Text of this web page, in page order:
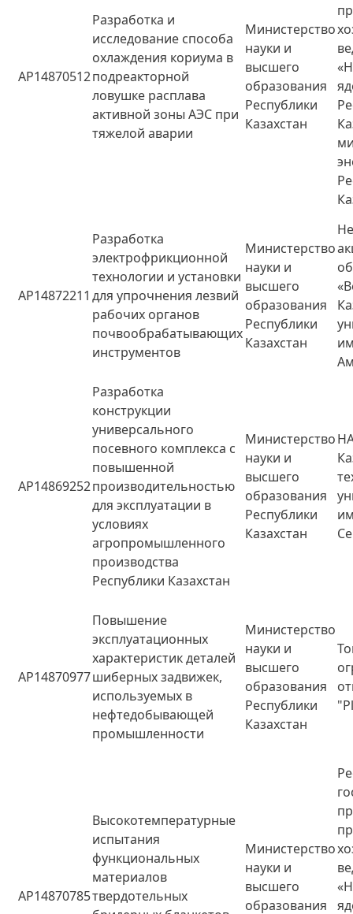
AP14870512
Разработка и
исследование способа
охлаждения кориума в
подреакторной
ловушке расплава
активной зоны АЭС при
тяжелой аварии
Министерство
науки и
высшего
образования
Республики
Казахстан
AP14872211
Разработка
электрофрикционной
технологии и установки
для упрочнения лезвий
рабочих органов
почвообрабатывающих
инструментов
Министерство
науки и
высшего
образования
Республики
Казахстан
AP14869252
Разработка
конструкции
универсального
посевного комплекса с
повышенной
производительностью
для эксплуатации в
условиях
агропромышленного
производства
Республики Казахстан
Министерство
науки и
высшего
образования
Республики
Казахстан
AP14870977
Повышение
эксплуатационных
характеристик деталей
шиберных задвижек,
используемых в
нефтедобывающей
промышленности
Министерство
науки и
высшего
образования
Республики
Казахстан
AP14870785
Высокотемпературные
испытания
функциональных
материалов
твердотельных
Министерство
науки и
высшего
образования